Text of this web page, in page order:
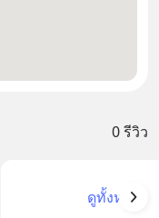
0 รีวิว
ดูทั้งหมด